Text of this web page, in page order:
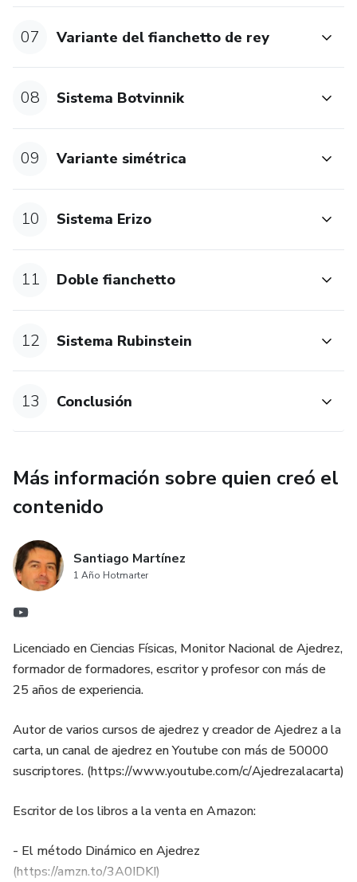
07 Variante del fianchetto de rey
08 Sistema Botvinnik
09 Variante simétrica
10 Sistema Erizo
11 Doble fianchetto
12 Sistema Rubinstein
13 Conclusión
Más información sobre quien creó el
contenido
Santiago Martínez
1 Año Hotmarter
Licenciado en Ciencias Físicas, Monitor Nacional de Ajedrez,
formador de formadores, escritor y profesor con más de
25 años de experiencia.
Autor de varios cursos de ajedrez y creador de Ajedrez a la
carta, un canal de ajedrez en Youtube con más de 50000
suscriptores. (https://www.youtube.com/c/Ajedrezalacarta)
Escritor de los libros a la venta en Amazon:
- El método Dinámico en Ajedrez
(https://amzn.to/3A0IDKI)